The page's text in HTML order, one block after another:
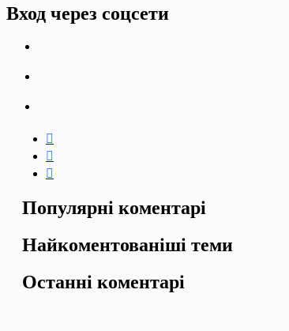
Вход через соцсети
Популярні коментарі
Найкоментованіші теми
Останні коментарі